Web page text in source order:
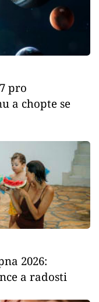
pro
a chopte se
2026:
a radosti